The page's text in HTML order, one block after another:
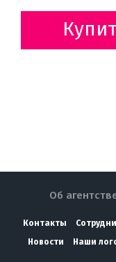
Об
Контакты
Новости
Наши